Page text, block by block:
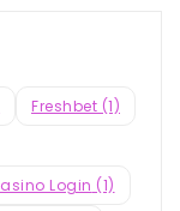
Freshbet (1)
Login (1)